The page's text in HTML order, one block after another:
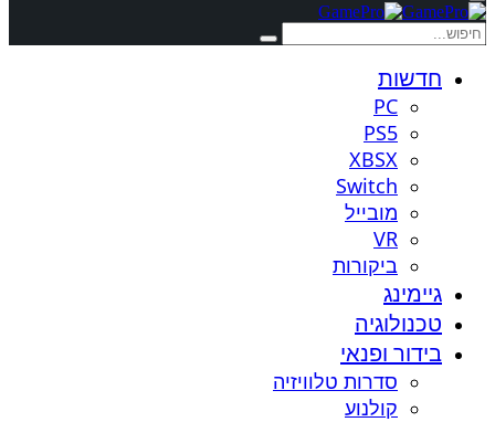
חדשות
PC
PS5
XBSX
Switch
מובייל
VR
ביקורות
גיימינג
טכנולוגיה
בידור ופנאי
סדרות טלוויזיה
קולנוע